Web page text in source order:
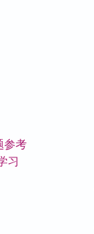
参考
习